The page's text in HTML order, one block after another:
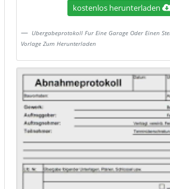
kostenlos herunterladen
Ubergabeprotokoll Fur Eine Garage Oder Einen
Vorlage Zum Herunterladen